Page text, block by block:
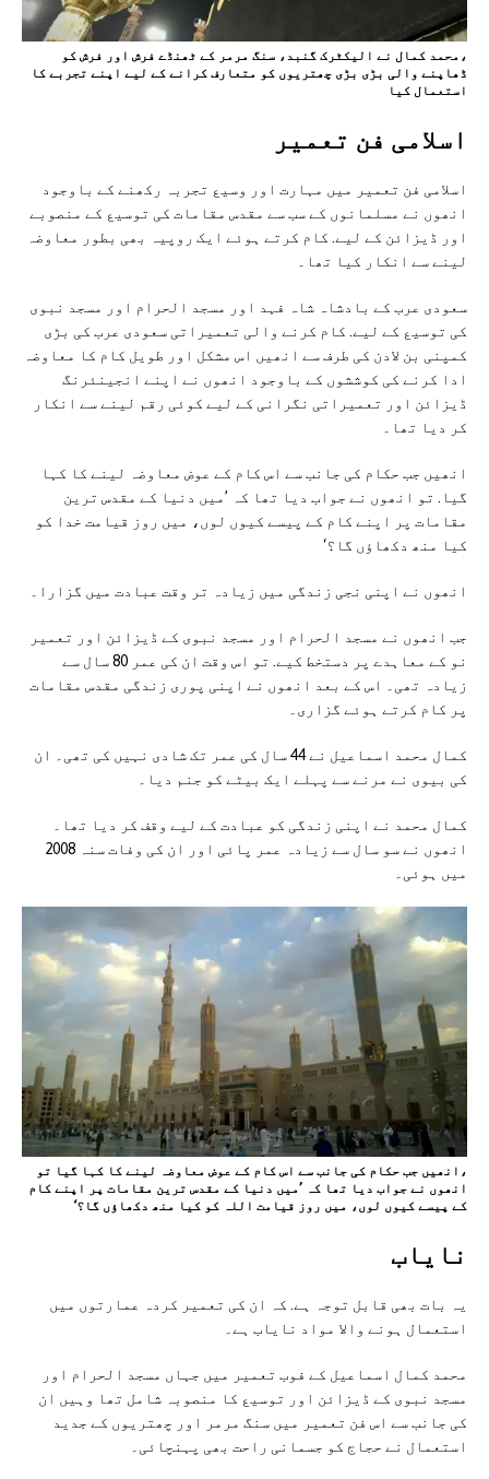
،محمد کمال نے الیکٹرک گنبد، سنگ مرمر کے ٹھنڈے فرش اور فرش کو
ڈھاپنے والی بڑی بڑی چھتریوں کو متعارف کرانے کے لیے اپنے تجربے کا
استعمال کیا
اسلامی فن تعمیر
اسلامی فن تعمیر میں مہارت اور وسیع تجربہ رکھنے کے باوجود
انھوں نے مسلمانوں کے سب سے مقدس مقامات کی توسیع کے منصوبے
اور ڈیزائن کے لیے. کام کرتے ہوئے ایک روپیہ بھی بطور معاوضہ
لینے سے انکار کیا تھا۔
سعودی عرب کے بادشاہ شاہ فہد اور مسجد الحرام اور مسجد نبوی
کی توسیع کے لیے. کام کرنے والی تعمیراتی سعودی عرب کی بڑی
کمپنی بن لادن کی طرف سے انھیں اس مشکل اور طویل کام کا معاوضہ
ادا کرنے کی کوششوں کے باوجود انھوں نے اپنے انجینئرنگ
ڈیزائن اور تعمیراتی نگرانی کے لیے کوئی رقم لینے سے انکار
کر دیا تھا۔
انھیں جب حکام کی جانب سے اس کام کے عوض معاوضہ لینے کا کہا
گیا. تو انھوں نے جواب دیا تھا کہ ’میں دنیا کے مقدس ترین
مقامات پر اپنے کام کے پیسے کیوں لوں، میں روز قیامت خدا کو
کیا منھ دکھاؤں گا؟‘
انھوں نے اپنی نجی زندگی میں زیادہ تر وقت عبادت میں گزارا۔
جب انھوں نے مسجد الحرام اور مسجد نبوی کے ڈیزائن اور تعمیر
نو کے معاہدے پر دستخط کیے. تو اس وقت ان کی عمر 80 سال سے
زیادہ تھی۔ اس کے بعد انھوں نے اپنی پوری زندگی مقدس مقامات
پر کام کرتے ہوئے گزاری۔
کمال محمد اسماعیل نے 44 سال کی عمر تک شادی نہیں کی تھی۔ ان
کی بیوی نے مرنے سے پہلے ایک بیٹے کو جنم دیا۔
کمال محمد نے اپنی زندگی کو عبادت کے لیے وقف کر دیا تھا۔
انھوں نے سو سال سے زیادہ عمر پائی اور ان کی وفات سنہ 2008
میں ہوئی۔
،انھیں جب حکام کی جانب سے اس کام کے عوض معاوضہ لینے کا کہا گیا تو
انھوں نے جواب دیا تھا کہ ’میں دنیا کے مقدس ترین مقامات پر اپنے کام
کے پیسے کیوں لوں، میں روز قیامت اللہ کو کیا منھ دکھاؤں گا؟‘
نایاب
یہ بات بھی قابل توجہ ہے. کہ ان کی تعمیر کردہ عمارتوں میں
استعمال ہونے والا مواد نایاب ہے۔
محمد کمال اسماعیل کے فوب تعمیر میں جہاں مسجد الحرام اور
مسجد نبوی کے ڈیزائن اور توسیع کا منصوبہ شامل تھا وہیں ان
کی جانب سے اس فن تعمیر میں سنگ مرمر اور چھتریوں کے جدید
استعمال نے حجاج کو جسمانی راحت بھی پہنچائی۔